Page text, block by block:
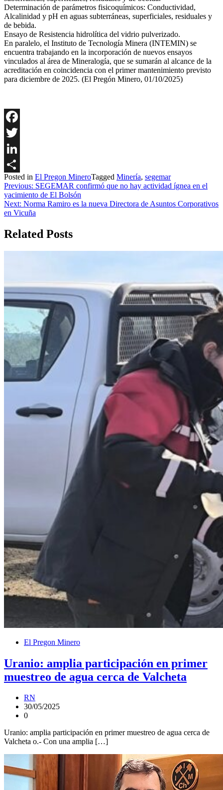
Determinación de parámetros fisicoquímicos: Conductividad,
Alcalinidad y pH en aguas subterráneas, superficiales, residuales y
de bebida.
Ensayo de Resistencia hidrolítica del vidrio pulverizado.
En paralelo, el Instituto de Tecnología Minera (INTEMIN) se
encuentra trabajando en la incorporación de nuevos ensayos
vinculados al área de Mineralogía, que se sumarán al alcance de la
acreditación en coincidencia con el primer mantenimiento previsto
para diciembre de 2025. (El Pregón Minero, 01/10/2025)
Facebook
Twitter
LinkedIn
Share
Posted in El Pregon MineroTagged Minería, segemar
Navegación
de
entradas
Previous: SEGEMAR confirmó que no hay actividad ígnea en el
yacimiento de El Bolsón
Next: Norma Ramiro es la nueva Directora de Asuntos Corporativos
en Vicuña
Related Posts
El Pregon Minero
Uranio: amplia participación en primer
muestreo de agua cerca de Valcheta
RN
30/05/2025
0
Uranio: amplia participación en primer muestreo de agua cerca de
Valcheta o.- Con una amplia […]